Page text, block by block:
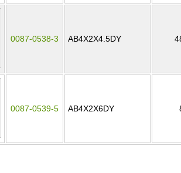
0087-0538-3 AB4X2X4.5DY
0087-0539-5 AB4X2X6DY